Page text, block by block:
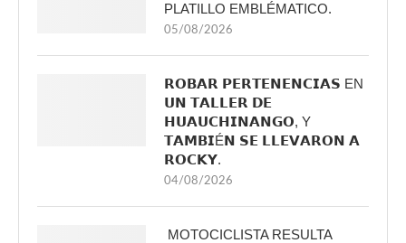
PLATILLO EMBLÉMATICO.
05/08/2026
𝗥𝗢𝗕𝗔𝗥 𝗣𝗘𝗥𝗧𝗘𝗡𝗘𝗡𝗖𝗜𝗔𝗦 EN
𝗨𝗡 𝗧𝗔𝗟𝗟𝗘𝗥 𝗗𝗘
𝗛𝗨𝗔𝗨𝗖𝗛𝗜𝗡𝗔𝗡𝗚𝗢, Y
𝗧𝗔𝗠𝗕𝗜É𝗡 𝗦𝗘 𝗟𝗟𝗘𝗩𝗔𝗥𝗢𝗡 𝗔
𝗥𝗢𝗖𝗞𝗬.
04/08/2026
MOTOCICLISTA RESULTA